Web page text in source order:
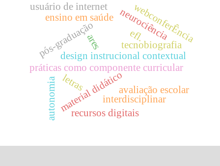
práticas como componente curricular
material didático
design instrucional contextual
tecnobiografia
autonomia
pós-graduação
ensino em saúde
avaliação escolar
interdisciplinar
neurociência
recursos digitais
webconferÊncia
letras
usuário de internet
ares efl.